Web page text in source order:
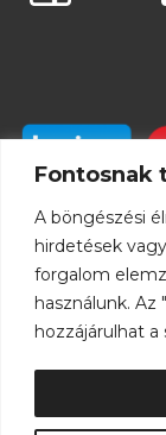
Fontosnak
A böngészési
hirdetések
forgalom
használunk.
hozzájárulhat a